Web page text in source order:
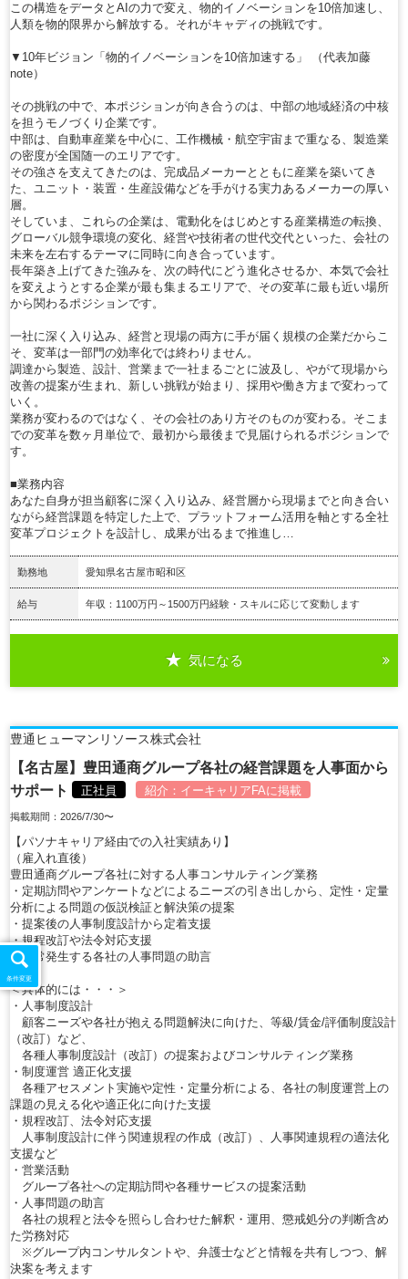
この構造をデータとAIの力で変え、物的イノベーションを10倍加速し、
人類を物的限界から解放する。それがキャディの挑戦です。
▼10年ビジョン「物的イノベーションを10倍加速する」 （代表加藤
note）
その挑戦の中で、本ポジションが向き合うのは、中部の地域経済の中核
を担うモノづくり企業です。
中部は、自動車産業を中心に、工作機械・航空宇宙まで重なる、製造業
の密度が全国随一のエリアです。
その強さを支えてきたのは、完成品メーカーとともに産業を築いてき
た、ユニット・装置・生産設備などを手がける実力あるメーカーの厚い
層。
そしていま、これらの企業は、電動化をはじめとする産業構造の転換、
グローバル競争環境の変化、経営や技術者の世代交代といった、会社の
未来を左右するテーマに同時に向き合っています。
長年築き上げてきた強みを、次の時代にどう進化させるか、本気で会社
を変えようとする企業が最も集まるエリアで、その変革に最も近い場所
から関わるポジションです。
一社に深く入り込み、経営と現場の両方に手が届く規模の企業だからこ
そ、変革は一部門の効率化では終わりません。
調達から製造、設計、営業まで一社まるごとに波及し、やがて現場から
改善の提案が生まれ、新しい挑戦が始まり、採用や働き方まで変わって
いく。
業務が変わるのではなく、その会社のあり方そのものが変わる。そこま
での変革を数ヶ月単位で、最初から最後まで見届けられるポジションで
す。
■業務内容
あなた自身が担当顧客に深く入り込み、経営層から現場までと向き合い
ながら経営課題を特定した上で、プラットフォーム活用を軸とする全社
変革プロジェクトを設計し、成果が出るまで推進し…
勤務地 愛知県名古屋市昭和区
給与 年収：1100万円～1500万円経験・スキルに応じて変動します
気になる
豊通ヒューマンリソース株式会社
【名古屋】豊田通商グループ各社の経営課題を人事面から
サポート
正社員 紹介： イーキャリアFAに掲載
掲載期間：2026/7/30〜
【パソナキャリア経由での入社実績あり】
（雇入れ直後）
豊田通商グループ各社に対する人事コンサルティング業務
・定期訪問やアンケートなどによるニーズの引き出しから、定性・定量
分析による問題の仮説検証と解決策の提案
・提案後の人事制度設計から定着支援
・規程改訂や法令対応支援
・日常発生する各社の人事問題の助言
＜具体的には・・・＞
・人事制度設計
顧客ニーズや各社が抱える問題解決に向けた、等級/賃金/評価制度設計
（改訂）など、
各種人事制度設計（改訂）の提案およびコンサルティング業務
・制度運営 適正化支援
各種アセスメント実施や定性・定量分析による、各社の制度運営上の
課題の見える化や適正化に向けた支援
・規程改訂、法令対応支援
人事制度設計に伴う関連規程の作成（改訂）、人事関連規程の適法化
支援など
・営業活動
グループ各社への定期訪問や各種サービスの提案活動
・人事問題の助言
各社の規程と法令を照らし合わせた解釈・運用、懲戒処分の判断含め
た労務対応
※グループ内コンサルタントや、弁護士などと情報を共有しつつ、解
決案を考えます
条件変更